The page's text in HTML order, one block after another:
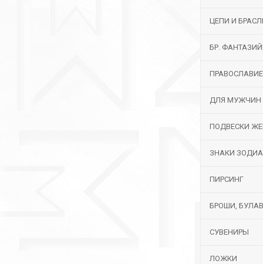
ЦЕПИ И
БР.
ПРАВОСЛАВИЕ
ДЛЯ МУЖЧИН
ПОДВЕСКИ
ЗНАКИ
ПИРСИНГ
БРОШИ,
СУВЕНИРЫ
ЛОЖКИ